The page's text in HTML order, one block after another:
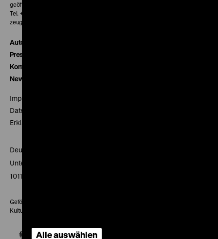
geöffnet 30 Minuten vor Beginn der ersten Vorstellung
Tel. + 49 30 20304-770
zeughauskino@dhm.de
Autor*innen
Presse
Kontakt
Newsletter
Impressum
Datenschutz
Erklärung digitale Barrierefreiheit
Deutsches Historisches Museum
Unter den Linden 2
10117 Berlin
Gefördert mit Mitteln des Beauftragten der Bundesregierung für
Kultur und Medien
Alle auswählen